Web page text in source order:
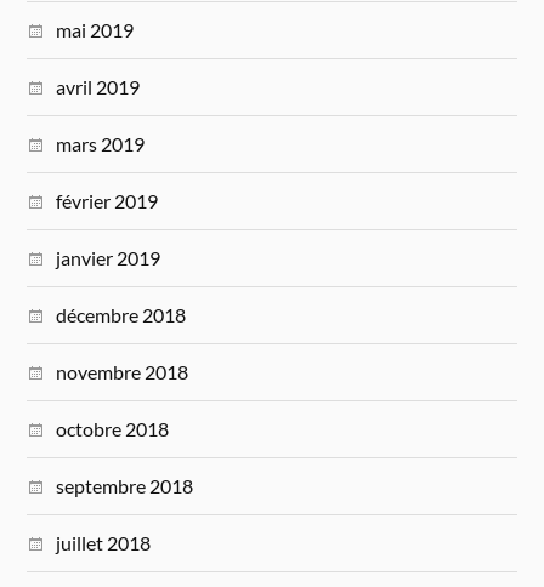
mai 2019
avril 2019
mars 2019
février 2019
janvier 2019
décembre 2018
novembre 2018
octobre 2018
septembre 2018
juillet 2018